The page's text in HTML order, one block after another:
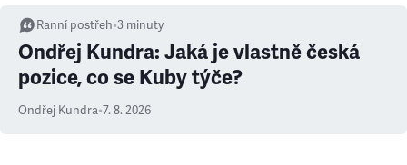
Ranní postřeh•3 minuty
Ondřej Kundra: Jaká je vlastně česká
pozice, co se Kuby týče?
Ondřej Kundra•7. 8. 2026